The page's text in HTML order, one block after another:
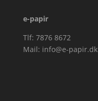
e-papir
Tlf: 7876 8672
Mail: info@e-papir.dk